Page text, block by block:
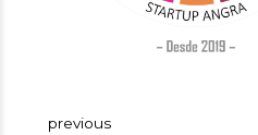
previous